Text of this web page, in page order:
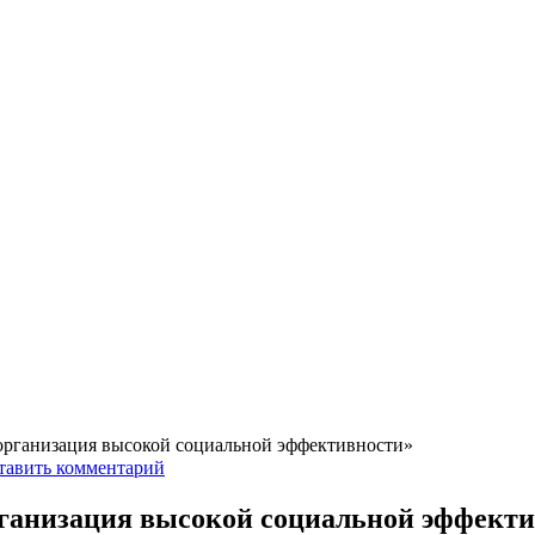
высокой социальной эффективности»
комментарий
высокой социальной